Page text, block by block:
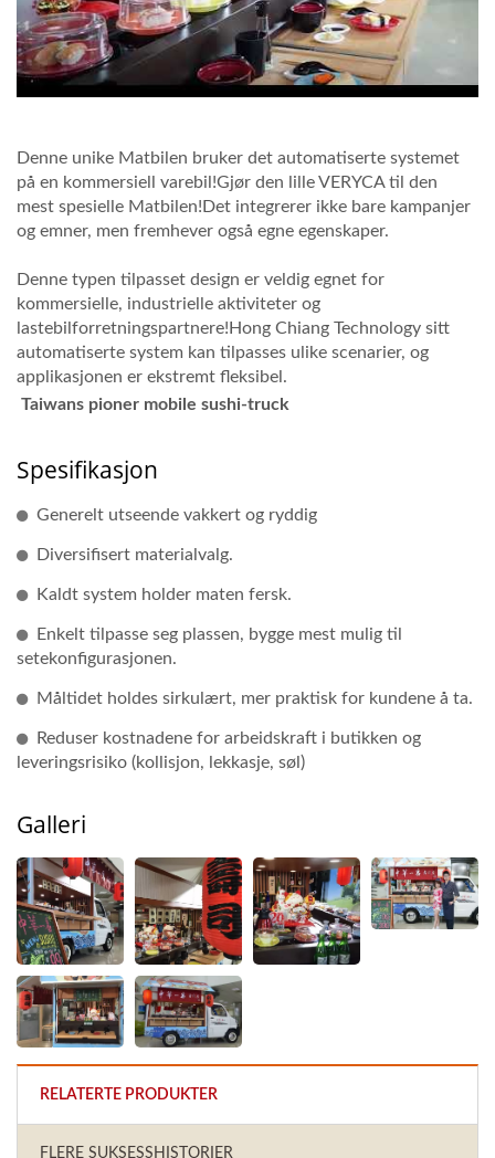
Denne unike Matbilen bruker det automatiserte systemet
på en kommersiell varebil!Gjør den lille VERYCA til den
mest spesielle Matbilen!Det integrerer ikke bare kampanjer
og emner, men fremhever også egne egenskaper.
Denne typen tilpasset design er veldig egnet for
kommersielle, industrielle aktiviteter og
lastebilforretningspartnere!Hong Chiang Technology sitt
automatiserte system kan tilpasses ulike scenarier, og
applikasjonen er ekstremt fleksibel.
Taiwans pioner mobile sushi-truck
Spesifikasjon
Generelt utseende vakkert og ryddig
Diversifisert materialvalg.
Kaldt system holder maten fersk.
Enkelt tilpasse seg plassen, bygge mest mulig til
setekonfigurasjonen.
Måltidet holdes sirkulært, mer praktisk for kundene å ta.
Reduser kostnadene for arbeidskraft i butikken og
leveringsrisiko (kollisjon, lekkasje, søl)
Galleri
RELATERTE PRODUKTER
FLERE SUKSESSHISTORIER